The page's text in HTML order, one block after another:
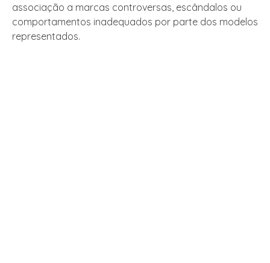
associação a marcas controversas, escândalos ou
comportamentos inadequados por parte dos modelos
representados.